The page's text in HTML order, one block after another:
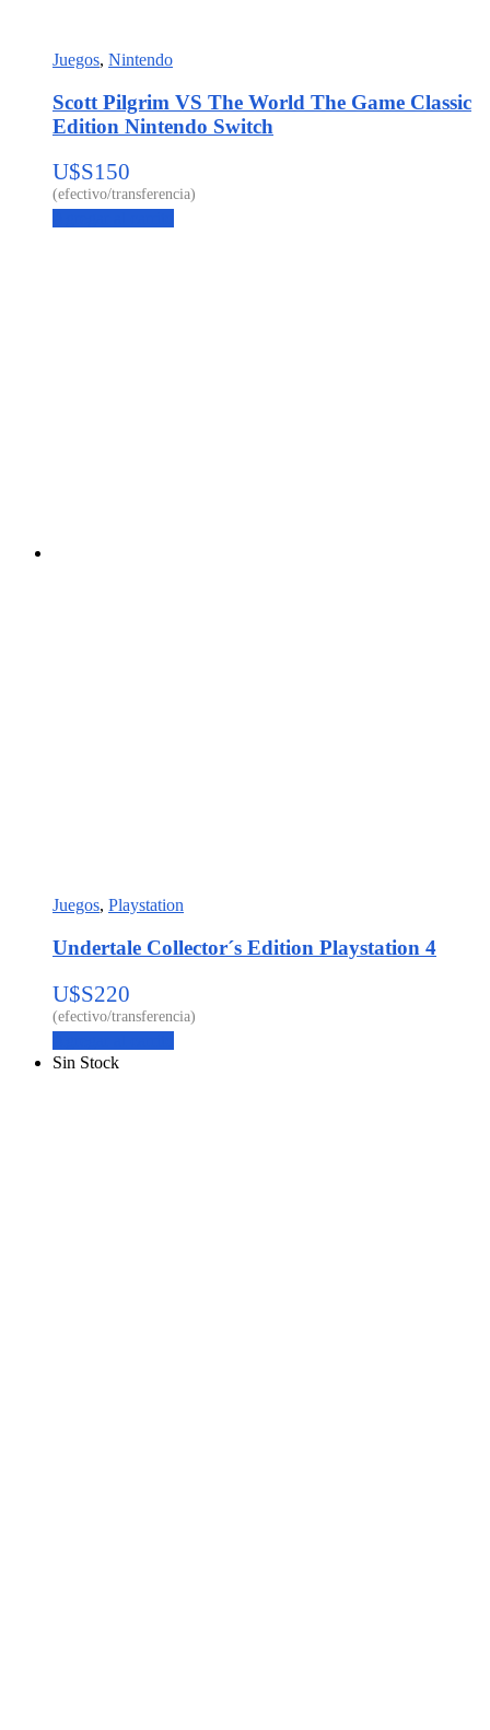
Juegos, Nintendo
Scott Pilgrim VS The World The Game Classic
Edition Nintendo Switch
U$S150
Juegos, Playstation
Undertale Collector´s Edition Playstation 4
U$S220
Sin Stock